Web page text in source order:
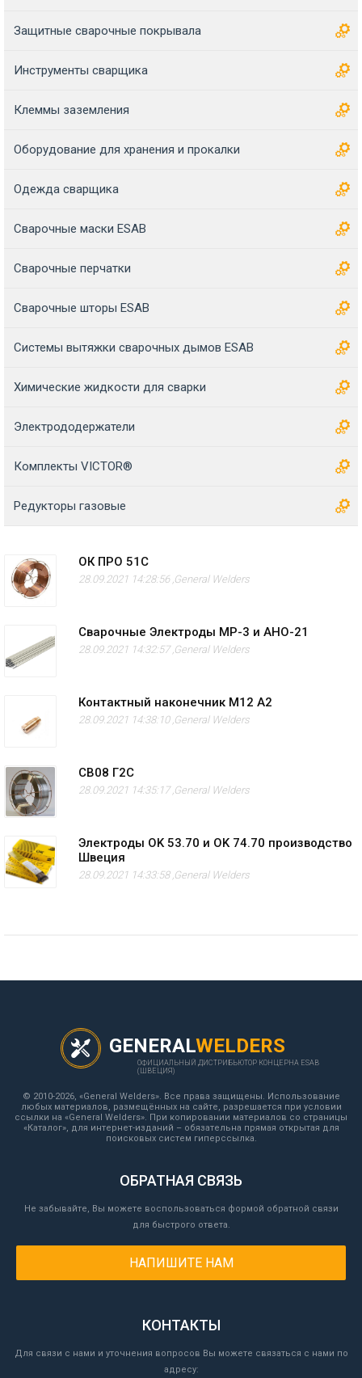
Защитные сварочные покрывала
Инструменты сварщика
Клеммы заземления
Оборудование для хранения и прокалки
Одежда сварщика
Сварочные маски ESAB
Сварочные перчатки
Сварочные шторы ESAB
Системы вытяжки сварочных дымов ESAB
Химические жидкости для сварки
Электрододержатели
Комплекты VICTOR®
Редукторы газовые
ОК ПРО 51С
28.09.2021 14:28:56 ,General Welders
Сварочные Электроды МР-3 и АНО-21
28.09.2021 14:32:57 ,General Welders
Контактный наконечник M12 А2
28.09.2021 14:38:10 ,General Welders
СВ08 Г2С
28.09.2021 14:35:17 ,General Welders
Электроды OK 53.70 и OK 74.70 производство
Швеция
28.09.2021 14:33:58 ,General Welders
GENERALWELDERS
ОФИЦИАЛЬНЫЙ ДИСТРИБЬЮТОР КОНЦЕРНА ESAB
(ШВЕЦИЯ)
© 2010-2026, «General Welders». Все права защищены. Использование
любых материалов, размещённых на сайте, разрешается при условии
ссылки на «General Welders». При копировании материалов со страницы
«Каталог», для интернет-изданий – обязательна прямая открытая для
поисковых систем гиперссылка.
ОБРАТНАЯ СВЯЗЬ
Не забывайте, Вы можете воспользоваться формой обратной связи
для быстрого ответа.
НАПИШИТЕ НАМ
КОНТАКТЫ
Для связи с нами и уточнения вопросов Вы можете связаться с нами по
адресу: